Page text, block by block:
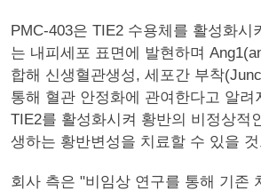
PMC-403은 TIE2 수용체를 활성화시
는 내피세포 표면에 발현하며
합해 신생혈관생성, 세포간 부착
통해 혈관 안정화에 관여한다고 알려
TIE2를 활성화시켜 황반의 비정상적
생하는 황반변성을 치료할 수 있을
회사 측은 "비임상 연구를 통해 기존